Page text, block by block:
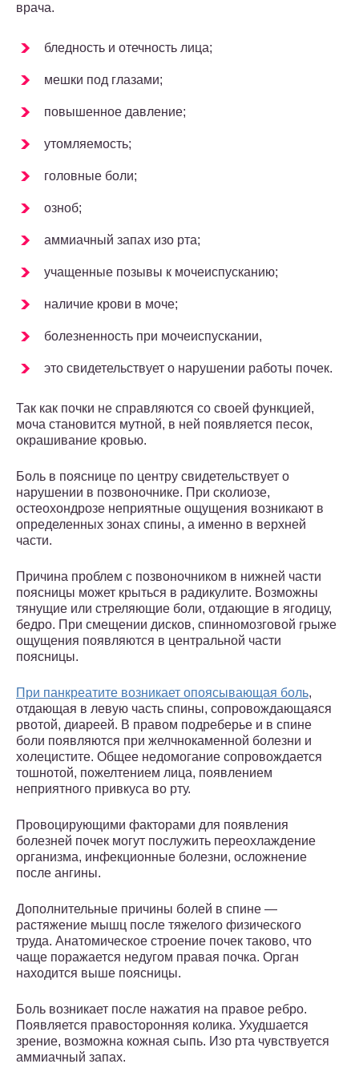
врача.
бледность и отечность лица;
мешки под глазами;
повышенное давление;
утомляемость;
головные боли;
озноб;
аммиачный запах изо рта;
учащенные позывы к мочеиспусканию;
наличие крови в моче;
болезненность при мочеиспускании,
это свидетельствует о нарушении работы почек.
Так как почки не справляются со своей функцией,
моча становится мутной, в ней появляется песок,
окрашивание кровью.
Боль в пояснице по центру свидетельствует о
нарушении в позвоночнике. При сколиозе,
остеохондрозе неприятные ощущения возникают в
определенных зонах спины, а именно в верхней
части.
Причина проблем с позвоночником в нижней части
поясницы может крыться в радикулите. Возможны
тянущие или стреляющие боли, отдающие в ягодицу,
бедро. При смещении дисков, спинномозговой грыже
ощущения появляются в центральной части
поясницы.
При панкреатите возникает опоясывающая боль,
отдающая в левую часть спины, сопровождающаяся
рвотой, диареей. В правом подреберье и в спине
боли появляются при желчнокаменной болезни и
холецистите. Общее недомогание сопровождается
тошнотой, пожелтением лица, появлением
неприятного привкуса во рту.
Провоцирующими факторами для появления
болезней почек могут послужить переохлаждение
организма, инфекционные болезни, осложнение
после ангины.
Дополнительные причины болей в спине —
растяжение мышц после тяжелого физического
труда. Анатомическое строение почек таково, что
чаще поражается недугом правая почка. Орган
находится выше поясницы.
Боль возникает после нажатия на правое ребро.
Появляется правосторонняя колика. Ухудшается
зрение, возможна кожная сыпь. Изо рта чувствуется
аммиачный запах.